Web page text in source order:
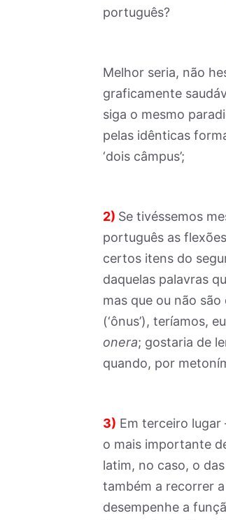
português?
Melhor seria, não
graficamente
siga o mesmo
pelas idênticas
‘dois câmpus’;
2) Se tivéssemos
português as
certos itens do
daquelas palavras
mas que ou não são
(‘ônus’), teríamos,
onera; gostaria de
quando, por
3) Em terceiro lugar
o mais importante
latim, no caso, o
também a recorrer
desempenhe a